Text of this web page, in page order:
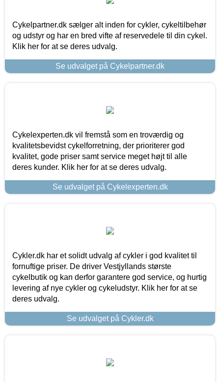
Cykelpartner.dk sælger alt inden for cykler, cykeltilbehør
og udstyr og har en bred vifte af reservedele til din cykel.
Klik her for at se deres udvalg.
Se udvalget på Cykelpartner.dk
Cykelexperten.dk vil fremstå som en troværdig og
kvalitetsbevidst cykelforretning, der prioriterer god
kvalitet, gode priser samt service meget højt til alle
deres kunder. Klik her for at se deres udvalg.
Se udvalget på Cykelexperten.dk
Cykler.dk har et solidt udvalg af cykler i god kvalitet til
fornuftige priser. De driver Vestjyllands største
cykelbutik og kan derfor garantere god service, og hurtig
levering af nye cykler og cykeludstyr. Klik her for at se
deres udvalg.
Se udvalget på Cykler.dk